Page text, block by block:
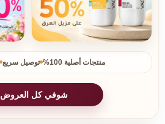
منتجات أصلية 100% توصيل سريع
شوفي كل العروض